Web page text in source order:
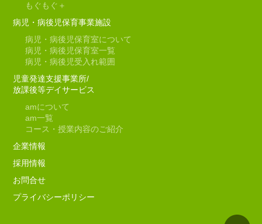
もぐもぐ＋
病児・病後児保育事業施設
病児・病後児保育室について
病児・病後児保育室一覧
病児・病後児受入れ範囲
児童発達支援事業所/
放課後等デイサービス
amについて
am一覧
コース・授業内容のご紹介
企業情報
採用情報
お問合せ
プライバシーポリシー